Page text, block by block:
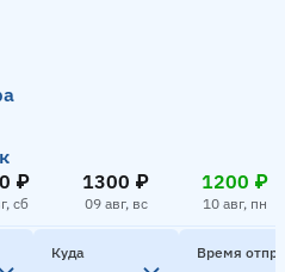
₽
сб
1300 ₽
09 авг, вс
1200 ₽
10 авг, пн
Куда Время